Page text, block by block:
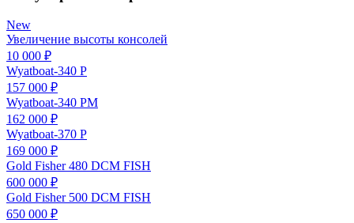
New
Увеличение высоты консолей
10 000 ₽
Wyatboat-340 Р
157 000 ₽
Wyatboat-340 РМ
162 000 ₽
Wyatboat-370 Р
169 000 ₽
Gold Fisher 480 DCM FISH
600 000 ₽
Gold Fisher 500 DCM FISH
650 000 ₽